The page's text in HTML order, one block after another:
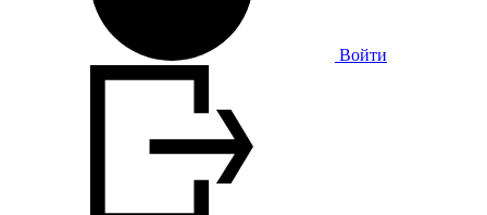
Войти